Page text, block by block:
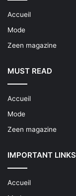
Accueil
Mode
Zeen magazine
MUST READ
Accueil
Mode
Zeen magazine
IMPORTANT LINKS
Accueil